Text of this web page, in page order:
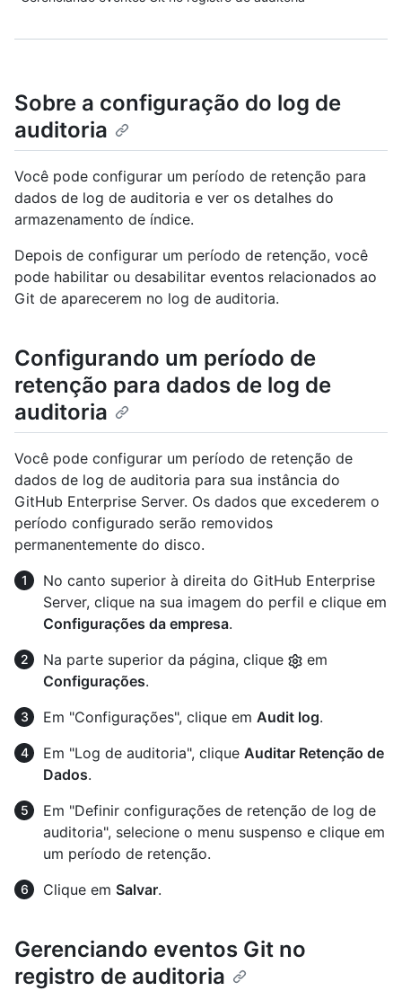
Sobre a configuração do log de
auditoria
Você pode configurar um período de retenção para
dados de log de auditoria e ver os detalhes do
armazenamento de índice.
Depois de configurar um período de retenção, você
pode habilitar ou desabilitar eventos relacionados ao
Git de aparecerem no log de auditoria.
Configurando um período de
retenção para dados de log de
auditoria
Você pode configurar um período de retenção de
dados de log de auditoria para sua instância do
GitHub Enterprise Server. Os dados que excederem o
período configurado serão removidos
permanentemente do disco.
No canto superior à direita do GitHub Enterprise
Server, clique na sua imagem do perfil e clique em
Configurações da empresa.
Na parte superior da página, clique
em
Configurações.
Em "Configurações", clique em Audit log.
Em "Log de auditoria", clique Auditar Retenção de
Dados.
Em "Definir configurações de retenção de log de
auditoria", selecione o menu suspenso e clique em
um período de retenção.
Clique em Salvar.
Gerenciando eventos Git no
registro de auditoria